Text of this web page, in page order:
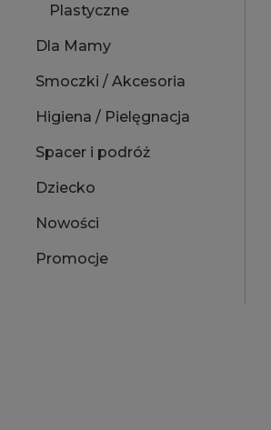
Plastyczne
Dla Mamy
Smoczki / Akcesoria
Higiena / Pielęgnacja
Spacer i podróż
Dziecko
Nowości
Promocje